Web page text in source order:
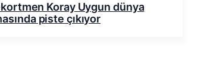
Koray Uygun dünya
piste çıkıyor